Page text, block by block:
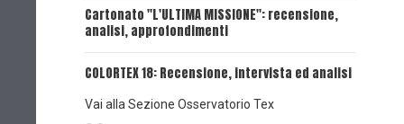
Cartonato "L'ULTIMA MISSIONE": recensione,
analisi, approfondimenti
COLORTEX 18: Recensione, intervista ed analisi
Vai alla Sezione Osservatorio Tex